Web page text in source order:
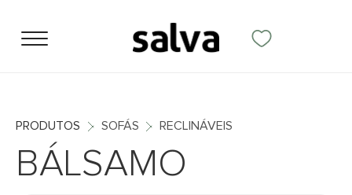
PRODUTOS SOFÁS RECLINÁVEIS
BÁLSAMO